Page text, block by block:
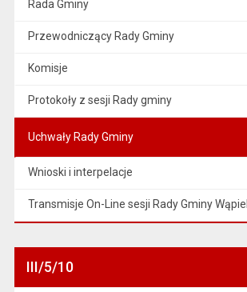
Rada Gminy
Przewodniczący Rady Gminy
Komisje
Protokoły z sesji Rady gminy
Uchwały Rady Gminy
Wnioski i interpelacje
Transmisje On-Line sesji Rady Gminy
III/5/10